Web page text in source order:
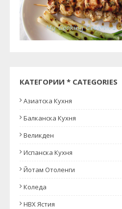
КАТЕГОРИИ * CATEGORIES
Азиатска Кухня
Балканска Кухня
Великден
Испанска Кухня
Йотам Отоленги
Коледа
НВХ Ястия